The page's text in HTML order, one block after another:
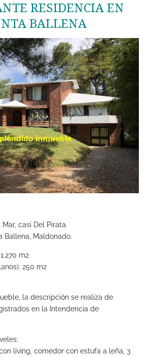
RESIDENCIA EN
BALLENA
casi Del Pirata.
Ballena, Maldonado.
m2
250 m2
la descripción se realiza de
en la Intendencia de
living, comedor con estufa a leña, 3